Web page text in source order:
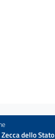
dello Stato